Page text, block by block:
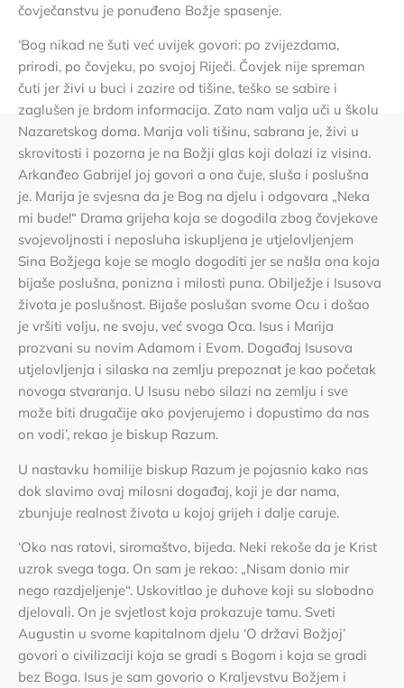
čovječanstvu je ponuđeno Božje spasenje.
‘Bog nikad ne šuti već uvijek govori: po zvijezdama,
prirodi, po čovjeku, po svojoj Riječi. Čovjek nije spreman
čuti jer živi u buci i zazire od tišine, teško se sabire i
zaglušen je brdom informacija. Zato nam valja uči u školu
Nazaretskog doma. Marija voli tišinu, sabrana je, živi u
skrovitosti i pozorna je na Božji glas koji dolazi iz visina.
Arkanđeo Gabrijel joj govori a ona čuje, sluša i poslušna
je. Marija je svjesna da je Bog na djelu i odgovara „Neka
mi bude!“ Drama grijeha koja se dogodila zbog čovjekove
svojevoljnosti i neposluha iskupljena je utjelovljenjem
Sina Božjega koje se moglo dogoditi jer se našla ona koja
bijaše poslušna, ponizna i milosti puna. Obilježje i Isusova
života je poslušnost. Bijaše poslušan svome Ocu i došao
je vršiti volju, ne svoju, već svoga Oca. Isus i Marija
prozvani su novim Adamom i Evom. Događaj Isusova
utjelovljenja i silaska na zemlju prepoznat je kao početak
novoga stvaranja. U Isusu nebo silazi na zemlju i sve
može biti drugačije ako povjerujemo i dopustimo da nas
on vodi’, rekao je biskup Razum.
U nastavku homilije biskup Razum je pojasnio kako nas
dok slavimo ovaj milosni događaj, koji je dar nama,
zbunjuje realnost života u kojoj grijeh i dalje caruje.
‘Oko nas ratovi, siromaštvo, bijeda. Neki rekoše da je Krist
uzrok svega toga. On sam je rekao: „Nisam donio mir
nego razdjeljenje“. Uskovitlao je duhove koji su slobodno
djelovali. On je svjetlost koja prokazuje tamu. Sveti
Augustin u svome kapitalnom djelu ‘O državi Božjoj’
govori o civilizaciji koja se gradi s Bogom i koja se gradi
bez Boga. Isus je sam govorio o Kraljevstvu Božjem i